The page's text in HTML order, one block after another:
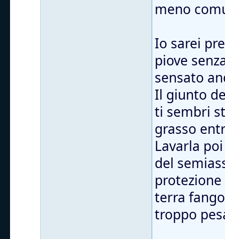
meno
Io sarei
piove
sensato
Il giunto
ti sembri
grasso
Lavarla
del
terra
troppo